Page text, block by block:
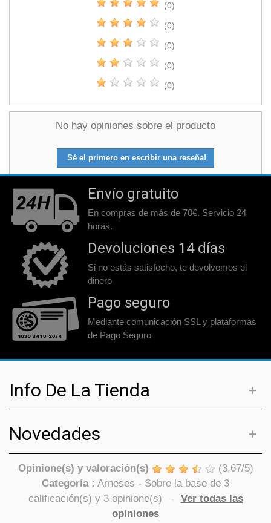
(0)
(0)
(0)
(0)
(0)
No hay opiniones sobre el producto
Sé el primero en escribir una reseña!
Envío gratuito
En compras de más de 70€. Servicio 24
horas.
Devoluciones 14 días
Si no estás satisfecho, te devolvemos el
dinero
Pago seguro
Mediante comunicación SSL y plataformas
de Pago Seguro
Info De La Tienda
Novedades
Opinione(s) y valoración(s) (3,67/5)
Categoría : Arneses - Sobre la base de 3
calificación(s) y 3opinione(s) - Ver todas las
opiniones